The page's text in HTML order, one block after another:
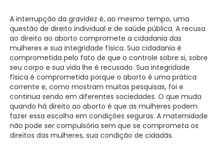
A interrupção da gravidez é, ao mesmo tempo, uma
questão de direito individual e de saúde pública. A recusa
ao direito ao aborto compromete a cidadania das
mulheres e sua integridade física. Sua cidadania é
comprometida pelo fato de que o controle sobre si, sobre
seu corpo e sua vida lhe é recusado. Sua integridade
física é comprometida porque o aborto é uma prática
corrente e, como mostram muitas pesquisas, foi e
continua sendo em diferentes sociedades. O que muda
quando há direito ao aborto é que as mulheres podem
fazer essa escolha em condições seguras. A maternidade
não pode ser compulsória sem que se comprometa os
direitos das mulheres, sua condição de cidadãs.